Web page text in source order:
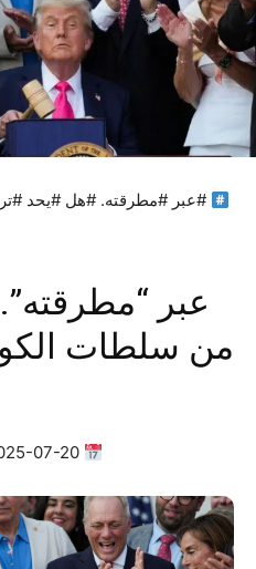
#عبر #مطرقته. #هل #يحد
عبر
من سلطات